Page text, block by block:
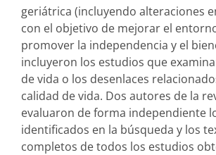
geriátrica (incluyendo alteraciones
con el objetivo de mejorar el
promover la independencia y el
incluyeron los estudios que
de vida o los desenlaces
calidad de vida. Dos autores de la
evaluaron de forma independiente
identificados en la búsqueda y los
completos de todos los estudios